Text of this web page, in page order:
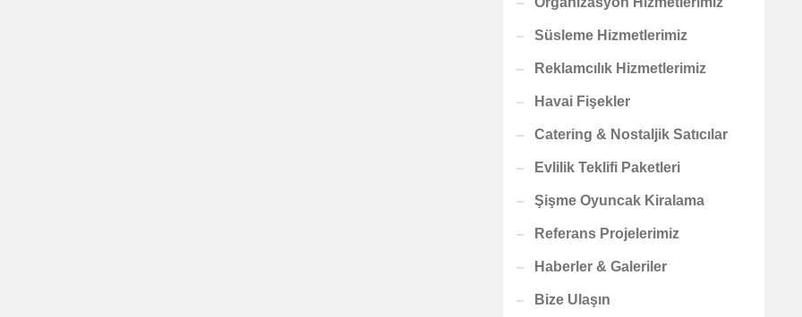
Süsleme Hizmetlerimiz
Reklamcılık Hizmetlerimiz
Havai Fişekler
Catering & Nostaljik Satıcılar
Evlilik Teklifi Paketleri
Şişme Oyuncak Kiralama
Referans Projelerimiz
Haberler & Galeriler
Bize Ulaşın